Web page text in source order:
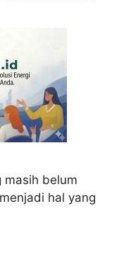
masih belum
hal yang